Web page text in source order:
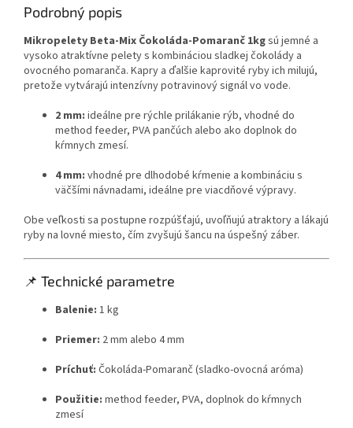
Podrobný popis
Mikropelety Beta-Mix Čokoláda-Pomaranč 1kgsú jemné a
vysoko atraktívne pelety s kombináciou sladkej čokolády a
ovocného pomaranča. Kapry a ďalšie kaprovité ryby ich milujú,
pretože vytvárajú intenzívny potravinový signál vo vode.
2 mm: ideálne pre rýchle prilákanie rýb, vhodné do
method feeder, PVA pančúch alebo ako doplnok do
kŕmnych zmesí.
4 mm: vhodné pre dlhodobé kŕmenie a kombináciu s
väčšími návnadami, ideálne pre viacdňové výpravy.
Obe veľkosti sa postupne rozpúšťajú, uvoľňujú atraktory a lákajú
ryby na lovné miesto, čím zvyšujú šancu na úspešný záber.
📌 Technické parametre
Balenie: 1 kg
Priemer: 2 mm alebo 4 mm
Príchuť: Čokoláda-Pomaranč (sladko-ovocná aróma)
Použitie: method feeder, PVA, doplnok do kŕmnych
zmesí